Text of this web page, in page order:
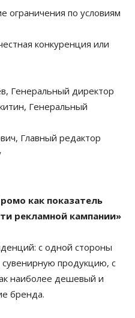
ограничения по условиям
конкуренция или
Генеральный директор
Генеральный
Главный редактор
как показатель
рекламной кампании»
с одной стороны
продукцию, с
наиболее дешевый и
бренда.